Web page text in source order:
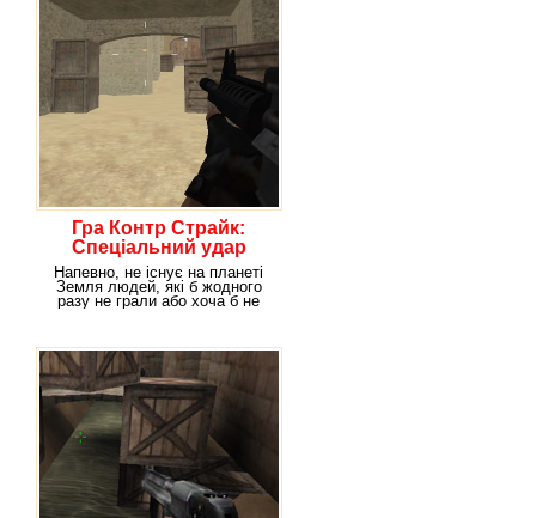
Гра Контр Страйк:
Спеціальний удар
Напевно, не існує на планеті
Земля людей, які б жодного
разу не грали або хоча б не